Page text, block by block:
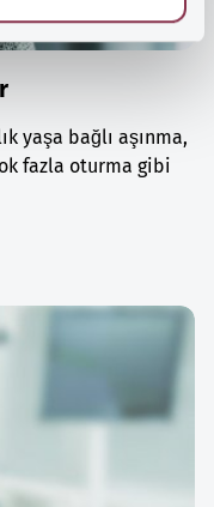
yaşa bağlı aşınma,
fazla oturma gibi